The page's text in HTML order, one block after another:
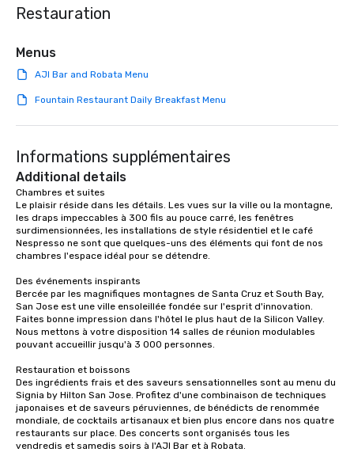
Restauration
Menus
AJI Bar and Robata Menu
Fountain Restaurant Daily Breakfast Menu
Informations supplémentaires
Additional details
Chambres et suites
Le plaisir réside dans les détails. Les vues sur la ville ou la montagne,
les draps impeccables à 300 fils au pouce carré, les fenêtres
surdimensionnées, les installations de style résidentiel et le café
Nespresso ne sont que quelques-uns des éléments qui font de nos
chambres l'espace idéal pour se détendre.
Des événements inspirants
Bercée par les magnifiques montagnes de Santa Cruz et South Bay,
San Jose est une ville ensoleillée fondée sur l'esprit d'innovation.
Faites bonne impression dans l'hôtel le plus haut de la Silicon Valley.
Nous mettons à votre disposition 14 salles de réunion modulables
pouvant accueillir jusqu'à 3 000 personnes.
Restauration et boissons
Des ingrédients frais et des saveurs sensationnelles sont au menu du
Signia by Hilton San Jose. Profitez d'une combinaison de techniques
japonaises et de saveurs péruviennes, de bénédicts de renommée
mondiale, de cocktails artisanaux et bien plus encore dans nos quatre
restaurants sur place. Des concerts sont organisés tous les
vendredis et samedis soirs à l'AJI Bar et à Robata.